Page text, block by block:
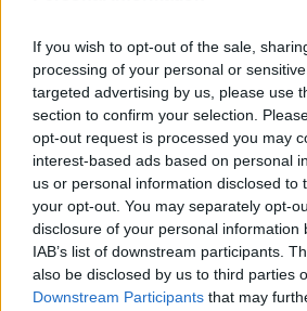
If you wish to opt-out of the sale,
processing of your personal or
targeted advertising by us, please use
section to confirm your selection.
opt-out request is processed you may
interest-based ads based on personal
us or personal information disclosed to
your opt-out. You may separately opt-
disclosure of your personal information
IAB’s list of downstream participants.
also be disclosed by us to third parties
Downstream Participants that may
Cosimo dè Medici si rifà il
A giugno torna la festa del
I Medici traslocano in
La Bisaccia del Pellegrino
Verde
Horti Leonini, interventi su
Tutto pronto per la Festa del